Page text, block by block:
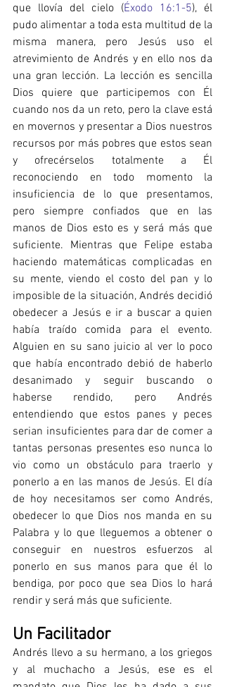
que llovía del cielo (Éxodo 16:1-5), él
pudo alimentar a toda esta multitud de la
misma manera, pero Jesús uso el
atrevimiento de Andrés y en ello nos da
una gran lección. La lección es sencilla
Dios quiere que participemos con Él
cuando nos da un reto, pero la clave está
en movernos y presentar a Dios nuestros
recursos por más pobres que estos sean
y ofrecérselos totalmente a Él
reconociendo en todo momento la
insuficiencia de lo que presentamos,
pero siempre confiados que en las
manos de Dios esto es y será más que
suficiente. Mientras que Felipe estaba
haciendo matemáticas complicadas en
su mente, viendo el costo del pan y lo
imposible de la situación, Andrés decidió
obedecer a Jesús e ir a buscar a quien
había traído comida para el evento.
Alguien en su sano juicio al ver lo poco
que había encontrado debió de haberlo
desanimado y seguir buscando o
haberse rendido, pero Andrés
entendiendo que estos panes y peces
serian insuficientes para dar de comer a
tantas personas presentes eso nunca lo
vio como un obstáculo para traerlo y
ponerlo a en las manos de Jesús. El día
de hoy necesitamos ser como Andrés,
obedecer lo que Dios nos manda en su
Palabra y lo que lleguemos a obtener o
conseguir en nuestros esfuerzos al
ponerlo en sus manos para que él lo
bendiga, por poco que sea Dios lo hará
rendir y será más que suficiente.
Un Facilitador
Andrés llevo a su hermano, a los griegos
y al muchacho a Jesús, ese es el